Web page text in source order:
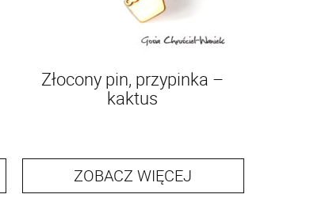
Złocony pin, przypinka –
kaktus
ZOBACZ WIĘCEJ